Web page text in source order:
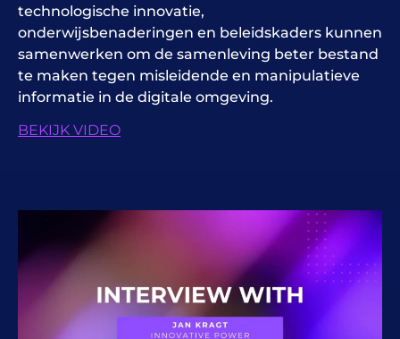
technologische innovatie,
onderwijsbenaderingen en beleidskaders kunnen
samenwerken om de samenleving beter bestand
te maken tegen misleidende en manipulatieve
informatie in de digitale omgeving.
BEKIJK VIDEO